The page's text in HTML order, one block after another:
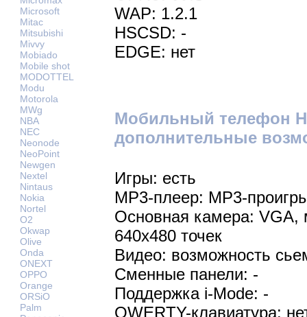
Microsoft
Mitac
Mitsubishi
Mivvy
Mobiado
Mobile shot
MODOTTEL
Modu
Motorola
MWg
NBA
NEC
Neonode
NeoPoint
Newgen
Nextel
Nintaus
Nokia
Nortel
O2
Okwap
Olive
Onda
ONEXT
OPPO
Orange
ORSiO
Palm
WAP: 1.2.1
HSCSD: -
EDGE: нет
Мобильный телефон
дополнительные
Игры: есть
MP3-плеер: MP3-
Основная камера: VGA,
640х480 точек
Видео: возможность
Сменные панели: -
Поддержка i-Mode: -
QWERTY-клавиатура: